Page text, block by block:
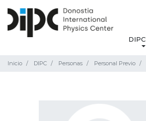
DIPC
Inicio DIPC Personas Personal Previo